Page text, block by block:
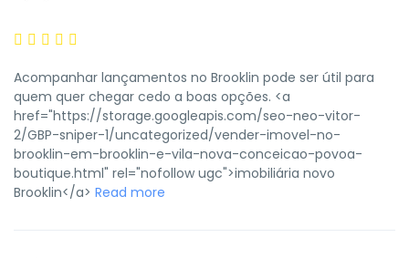
Acompanhar lançamentos no Brooklin pode ser útil para
quem quer chegar cedo a boas opções. <a
href="https://storage.googleapis.com/seo-neo-vitor-
2/GBP-sniper-1/uncategorized/vender-imovel-no-
brooklin-em-brooklin-e-vila-nova-conceicao-povoa-
boutique.html" rel="nofollow ugc">imobiliária novo
Brooklin</a> Read more